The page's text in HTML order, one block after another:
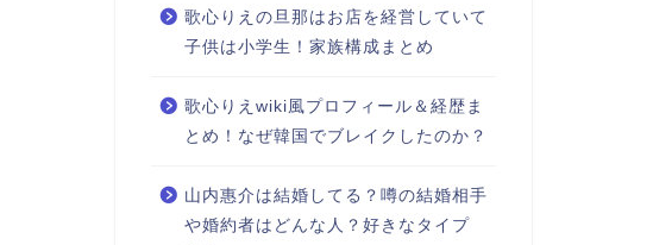
歌心りえの旦那はお店を経営していて
子供は小学生！家族構成まとめ
歌心りえwiki風プロフィール＆経歴ま
とめ！なぜ韓国でブレイクしたのか？
山内惠介は結婚してる？噂の結婚相手
や婚約者はどんな人？好きなタイプ